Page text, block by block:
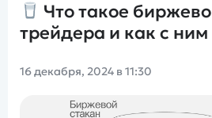
Что такое
трейдера и как с ним
16 декабря, 2024 в 11:30